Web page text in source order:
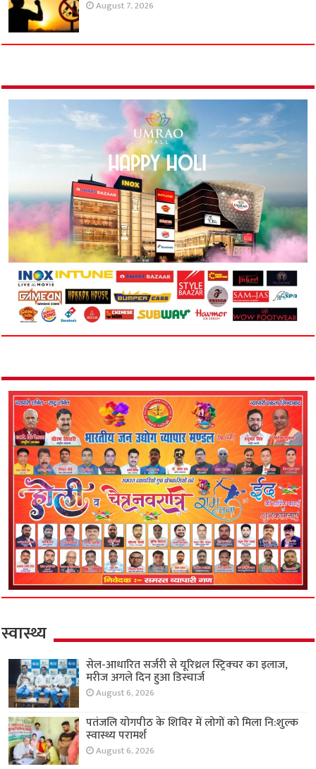
August 7, 2026
स्वास्थ्य
सेल-आधारित सर्जरी से यूरिथ्रल स्ट्रिक्चर का इलाज,
मरीज अगले दिन हुआ डिस्चार्ज
August 6, 2026
पतंजलि योगपीठ के शिविर में लोगों को मिला नि:शुल्क
स्वास्थ्य परामर्श
August 6, 2026